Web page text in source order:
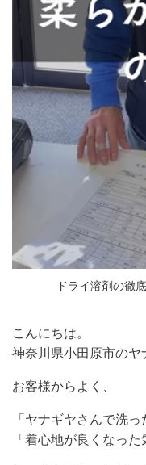
ドライ溶剤の徹
こんにちは。
神奈川県小田原市のヤ
お客様からよく、
「ヤナギヤさんで洗
「着心地が良くなった